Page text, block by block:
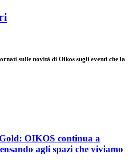
sulle novità di Oikos sugli eventi che la
OIKOS continua a
agli spazi che viviamo